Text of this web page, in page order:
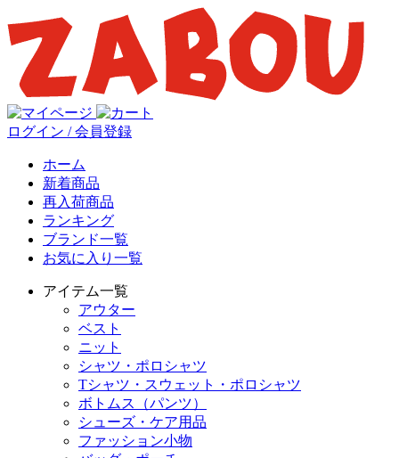
ログイン / 会員登録
ホーム
新着商品
再入荷商品
ランキング
ブランド一覧
お気に入り一覧
アイテム一覧
アウター
ベスト
ニット
シャツ・ポロシャツ
Tシャツ・スウェット・ポロシャツ
ボトムス（パンツ）
シューズ・ケア用品
ファッション小物